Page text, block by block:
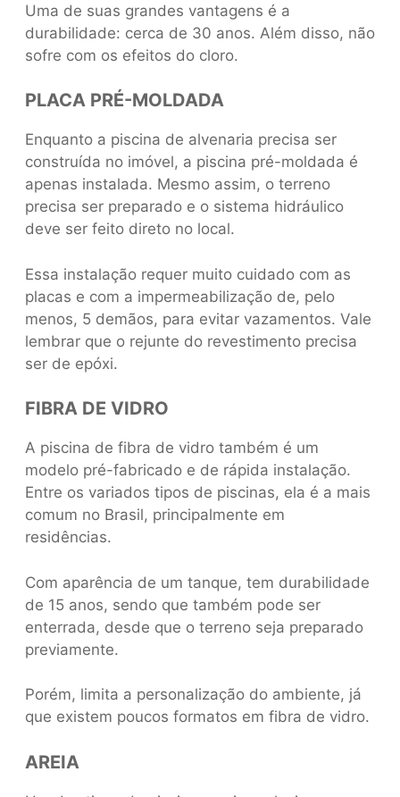
Uma de suas grandes vantagens é a
durabilidade: cerca de 30 anos. Além disso, não
sofre com os efeitos do cloro.
PLACA PRÉ-MOLDADA
Enquanto a piscina de alvenaria precisa ser
construída no imóvel, a piscina pré-moldada é
apenas instalada. Mesmo assim, o terreno
precisa ser preparado e o sistema hidráulico
deve ser feito direto no local.
Essa instalação requer muito cuidado com as
placas e com a impermeabilização de, pelo
menos, 5 demãos, para evitar vazamentos. Vale
lembrar que o rejunte do revestimento precisa
ser de epóxi.
FIBRA DE VIDRO
A piscina de fibra de vidro também é um
modelo pré-fabricado e de rápida instalação.
Entre os variados tipos de piscinas, ela é a mais
comum no Brasil, principalmente em
residências.
Com aparência de um tanque, tem durabilidade
de 15 anos, sendo que também pode ser
enterrada, desde que o terreno seja preparado
previamente.
Porém, limita a personalização do ambiente, já
que existem poucos formatos em fibra de vidro.
AREIA